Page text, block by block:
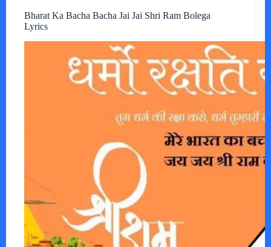
Bharat Ka Bacha Bacha Jai Jai Shri Ram Bolega
Lyrics